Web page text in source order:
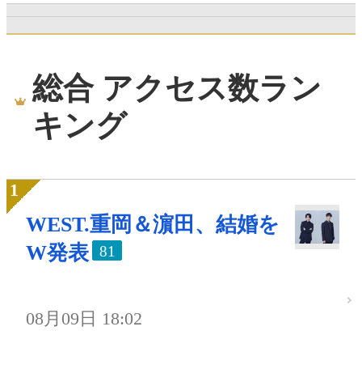
総合 アクセス数ラン
キング
WEST.重岡＆濵田、結婚を
W発表
81
08月09日 18:02